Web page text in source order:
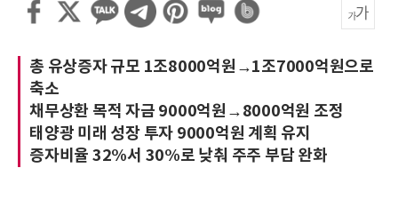
총 유상증자 규모 1조8000억원→1조7000억원으로
축소
채무상환 목적 자금 9000억원→8000억원 조정
태양광 미래 성장 투자 9000억원 계획 유지
증자비율 32%서 30%로 낮춰 주주 부담 완화